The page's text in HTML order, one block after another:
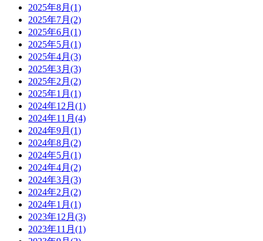
2025年8月 (1)
2025年7月 (2)
2025年6月 (1)
2025年5月 (1)
2025年4月 (3)
2025年3月 (3)
2025年2月 (2)
2025年1月 (1)
2024年12月 (1)
2024年11月 (4)
2024年9月 (1)
2024年8月 (2)
2024年5月 (1)
2024年4月 (2)
2024年3月 (3)
2024年2月 (2)
2024年1月 (1)
2023年12月 (3)
2023年11月 (1)